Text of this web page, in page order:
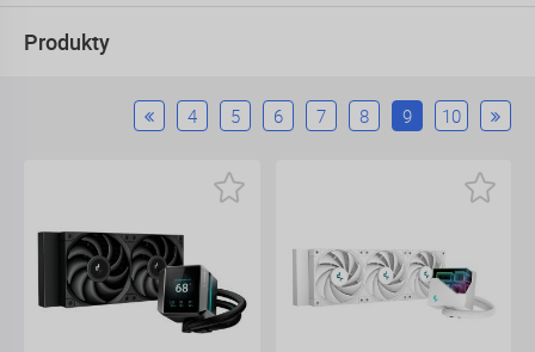
Produkty
4 5 6 7 8 9 10